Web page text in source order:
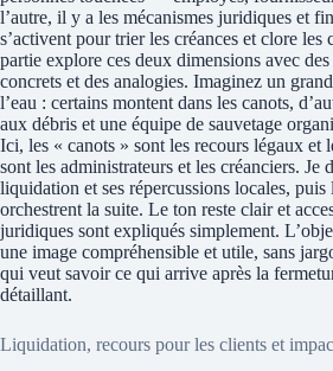
l’autre, il y a les mécanismes juridiques et
s’activent pour trier les créances et clore les
partie explore ces deux dimensions avec
concrets et des analogies. Imaginez un
l’eau : certains montent dans les canots,
aux débris et une équipe de sauvetage
Ici, les « canots » sont les recours légaux et
sont les administrateurs et les créanciers. Je
liquidation et ses répercussions locales, puis
orchestrent la suite. Le ton reste clair et
juridiques sont expliqués simplement.
une image compréhensible et utile, sans
qui veut savoir ce qui arrive après la
détaillant.
Liquidation, recours pour les clients et